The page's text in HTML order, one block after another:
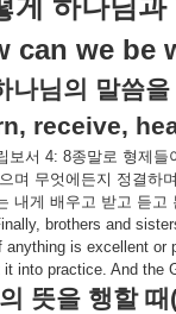
게 하나님과
can we be
나님의 말씀을
receive,
보서 4: 8종말로 형제들
며 무엇에든지 정결하며
내게 배우고 받고 듣고
brothers and
is excellent or
it into practice. And the
뜻을 행할 때